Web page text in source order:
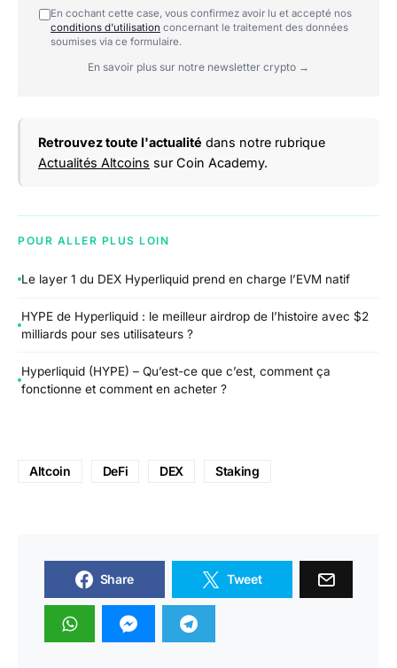
En cochant cette case, vous confirmez avoir lu et accepté nos
conditions d'utilisation concernant le traitement des données
soumises via ce formulaire.
En savoir plus sur notre newsletter crypto →
Retrouvez toute l'actualité dans notre rubrique
Actualités Altcoins sur Coin Academy.
POUR ALLER PLUS LOIN
Le layer 1 du DEX Hyperliquid prend en charge l’EVM natif
HYPE de Hyperliquid : le meilleur airdrop de l’histoire avec $2
milliards pour ses utilisateurs ?
Hyperliquid (HYPE) – Qu’est-ce que c’est, comment ça
fonctionne et comment en acheter ?
Altcoin DeFi DEX Staking
Share Tweet